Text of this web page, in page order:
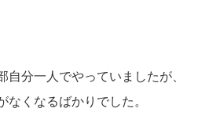
分一人でやっていましたが、
なくなるばかりでした。